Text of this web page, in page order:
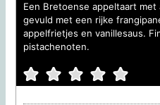
Een Bretoense appeltaart met
gevuld met een rijke
appelfrietjes en vanillesaus.
pistachenoten.